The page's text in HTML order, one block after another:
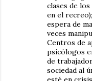
clases de
en el
espera de
veces
Centros de
psicólogos
de
sociedad al